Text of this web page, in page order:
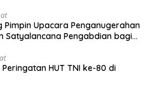
Upacara Penganugerahan
Satyalancana Pengabdian bagi
HUT TNI ke-80 di